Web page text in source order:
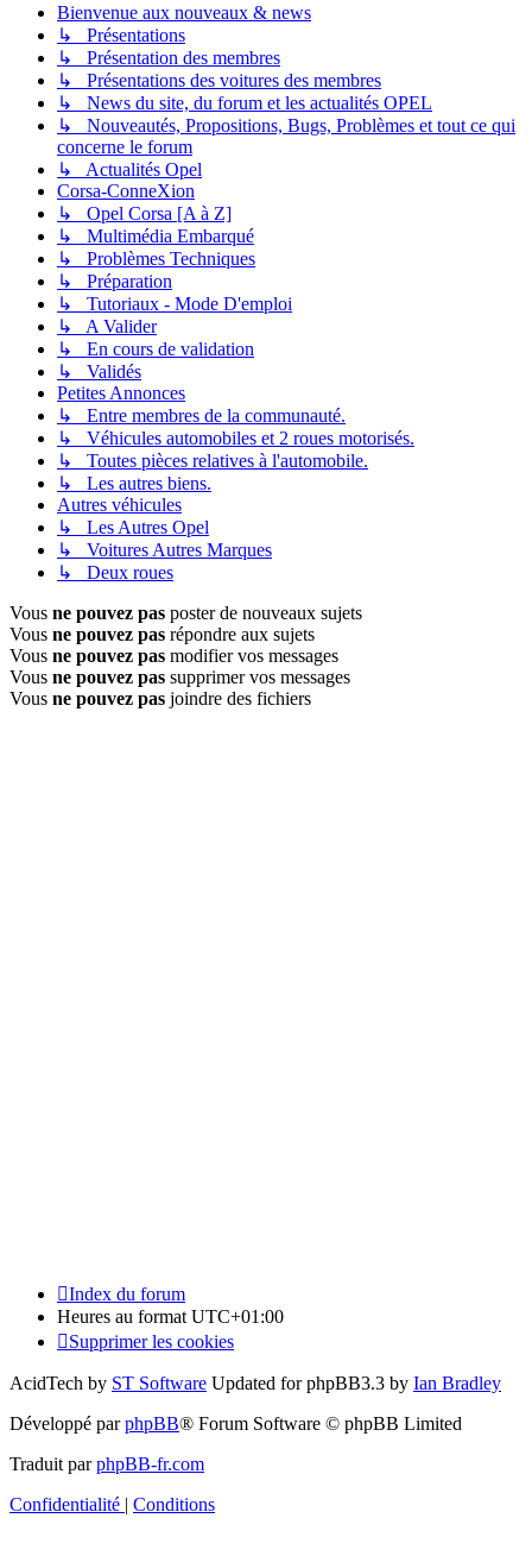
Bienvenue aux nouveaux & news
↳ Présentations
↳ Présentation des membres
↳ Présentations des voitures des membres
↳ News du site, du forum et les actualités OPEL
↳ Nouveautés, Propositions, Bugs, Problèmes et tout ce qui
concerne le forum
↳ Actualités Opel
Corsa-ConneXion
↳ Opel Corsa [A à Z]
↳ Multimédia Embarqué
↳ Problèmes Techniques
↳ Préparation
↳ Tutoriaux - Mode D'emploi
↳ A Valider
↳ En cours de validation
↳ Validés
Petites Annonces
↳ Entre membres de la communauté.
↳ Véhicules automobiles et 2 roues motorisés.
↳ Toutes pièces relatives à l'automobile.
↳ Les autres biens.
Autres véhicules
↳ Les Autres Opel
↳ Voitures Autres Marques
↳ Deux roues
Vous ne pouvez pas poster de nouveaux sujets
Vous ne pouvez pas répondre aux sujets
Vous ne pouvez pas modifier vos messages
Vous ne pouvez pas supprimer vos messages
Vous ne pouvez pas joindre des fichiers
Index du forum
Heures au format UTC+01:00
Supprimer les cookies
AcidTech by ST Software Updated for phpBB3.3 by Ian Bradley
Développé parphpBB® Forum Software © phpBB Limited
Traduit parphpBB-fr.com
Confidentialité | Conditions